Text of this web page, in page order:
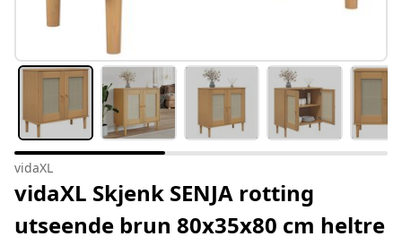
vidaXL
vidaXL Skjenk SENJA rotting
utseende brun 80x35x80 cm heltre